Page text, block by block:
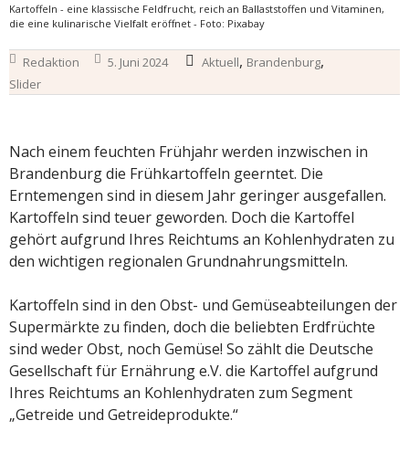
Kartoffeln - eine klassische Feldfrucht, reich an Ballaststoffen und Vitaminen,
die eine kulinarische Vielfalt eröffnet - Foto: Pixabay
Redaktion 5. Juni 2024 Aktuell, Brandenburg,
Slider
Nach einem feuchten Frühjahr werden inzwischen in
Brandenburg die Frühkartoffeln geerntet. Die
Erntemengen sind in diesem Jahr geringer ausgefallen.
Kartoffeln sind teuer geworden. Doch die Kartoffel
gehört aufgrund Ihres Reichtums an Kohlenhydraten zu
den wichtigen regionalen Grundnahrungsmitteln.
Kartoffeln sind in den Obst- und Gemüseabteilungen der
Supermärkte zu finden, doch die beliebten Erdfrüchte
sind weder Obst, noch Gemüse! So zählt die Deutsche
Gesellschaft für Ernährung e.V. die Kartoffel aufgrund
Ihres Reichtums an Kohlenhydraten zum Segment
„Getreide und Getreideprodukte.“